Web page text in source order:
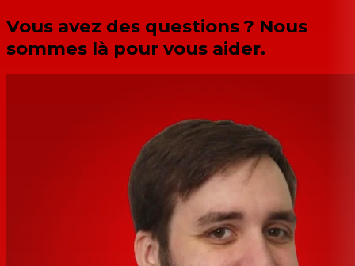
Vous avez des questions ? Nous
sommes là pour vous aider.